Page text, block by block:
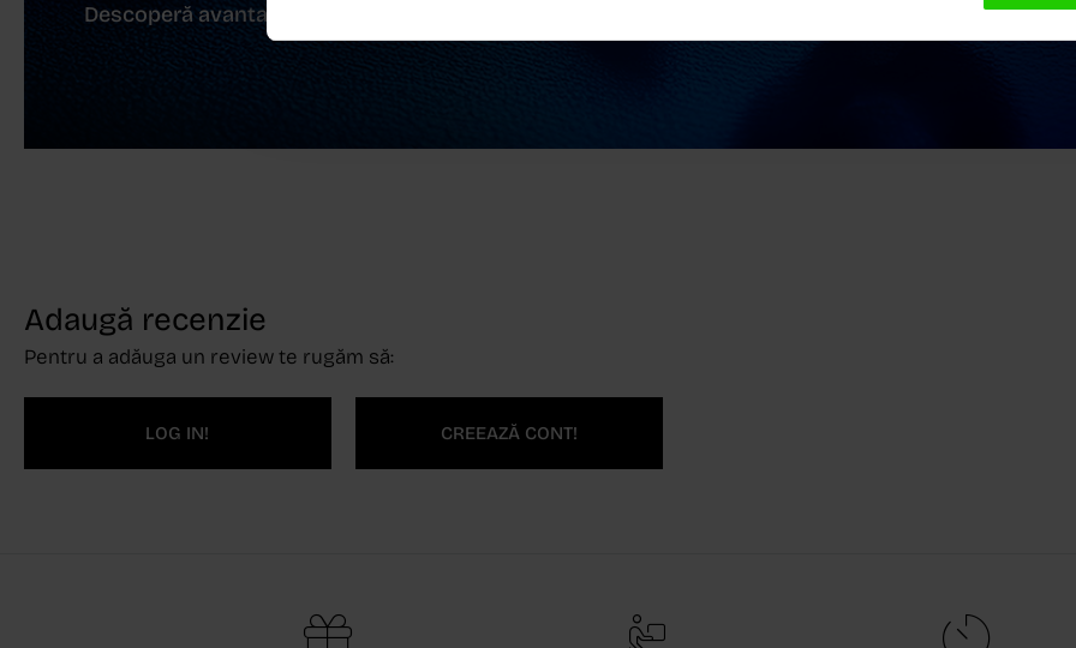
Descoperă avantajele de a cumpăra!
Adaugă recenzie
Pentru a adăuga un review te rugăm să:
LOG IN! CREEAZĂ CONT!